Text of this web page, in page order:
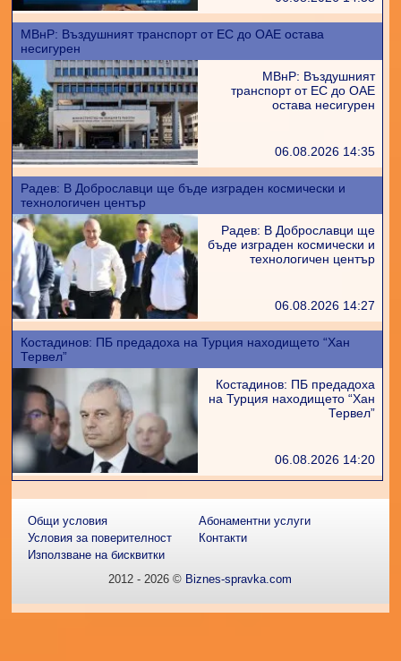
МВнР: Въздушният транспорт от ЕС до ОАЕ остава
несигурен
МВнР: Въздушният
транспорт от ЕС до ОАЕ
остава несигурен
06.08.2026 14:35
Радев: В Доброславци ще бъде изграден космически и
технологичен център
Радев: В Доброславци ще
бъде изграден космически и
технологичен център
06.08.2026 14:27
Костадинов: ПБ предадоха на Турция находището “Хан
Тервел”
Костадинов: ПБ предадоха
на Турция находището “Хан
Тервел”
06.08.2026 14:20
Общи условия
Условия за поверителност
Използване на бисквитки
Абонаментни услуги
Контакти
2012 - 2026 © Biznes-spravka.com